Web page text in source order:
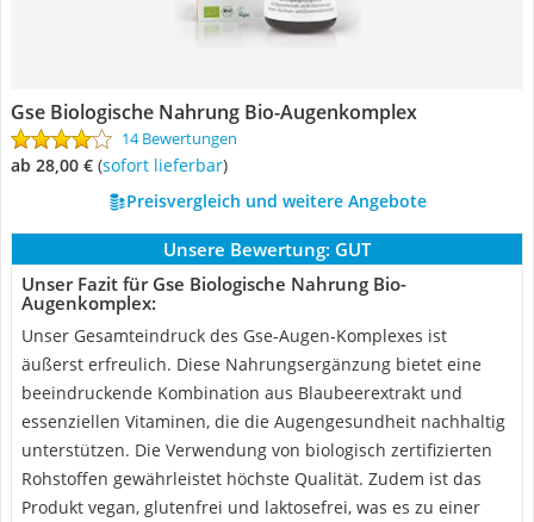
Gse Biologische Nahrung Bio-Augenkomplex
14 Bewertungen
ab 28,00 € ( Sofort lieferbar)
Preisvergleich und weitere Angebote
Unsere Bewertung: GUT
Unser Fazit für Gse Biologische Nahrung Bio-
Augenkomplex:
Unser Gesamteindruck des Gse-Augen-Komplexes ist
äußerst erfreulich. Diese Nahrungsergänzung bietet eine
beeindruckende Kombination aus Blaubeerextrakt und
essenziellen Vitaminen, die die Augengesundheit nachhaltig
unterstützen. Die Verwendung von biologisch zertifizierten
Rohstoffen gewährleistet höchste Qualität. Zudem ist das
Produkt vegan, glutenfrei und laktosefrei, was es zu einer